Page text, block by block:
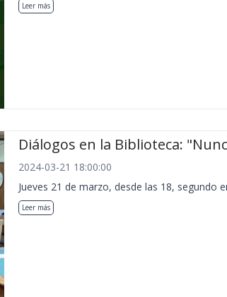
Leer más
Diálogos en la Biblioteca:
2024-03-21 18:00:00
Jueves 21 de marzo, desde las 18, segundo
Leer más